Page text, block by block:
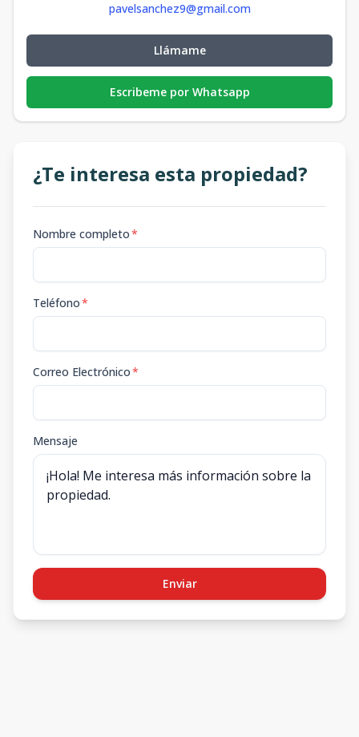
pavelsanchez9@gmail.com
Llámame
Escribeme por Whatsapp
¿Te interesa esta propiedad?
Nombre completo*
Teléfono*
Correo Electrónico*
Mensaje
Enviar